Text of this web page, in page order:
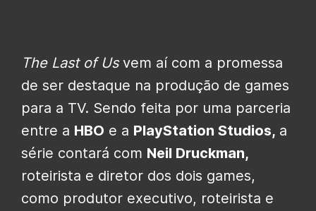
The Last of Usvem aí com a promessa
de ser destaque na produção de games
para a TV. Sendo feita por uma parceria
entre a HBO e a PlayStation Studios, a
série contará com Neil Druckman,
roteirista e diretor dos dois games,
como produtor executivo, roteirista e